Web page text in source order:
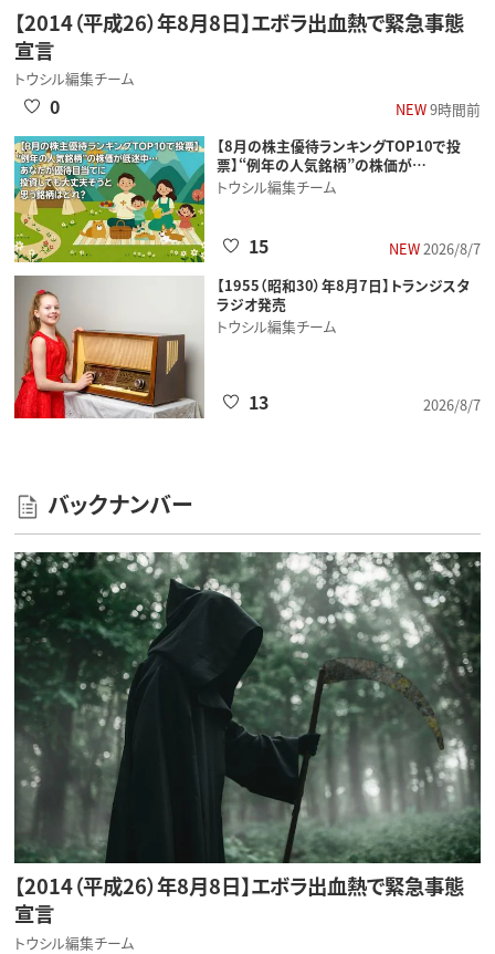
【2014（平成26）年8月8日】エボラ出血熱で緊急事態
宣言
トウシル編集チーム
NEW9時間前
0
【8月の株主優待ランキングTOP10で投
票】“例年の人気銘柄”の株価が…
トウシル編集チーム
NEW2026/8/7
15
【1955（昭和30）年8月7日】トランジスタ
ラジオ発売
トウシル編集チーム
2026/8/7
13
バックナンバー
【2014（平成26）年8月8日】エボラ出血熱で緊急事態
宣言
トウシル編集チーム